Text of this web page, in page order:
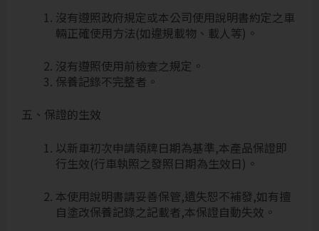
沒有遵照政府規定或本公司使用說明書約定之車
輛正確使用方法(如違規載物、載人等)。
沒有遵照使用前檢查之規定。
保養記錄不完整者。
五、保證的生效
以新車初次申請領牌日期為基準,本產品保證即
行生效(行車執照之發照日期為生效日)。
本使用說明書請妥善保管,遺失恕不補發,如有擅
自塗改保養記錄之記載者,本保證自動失效。